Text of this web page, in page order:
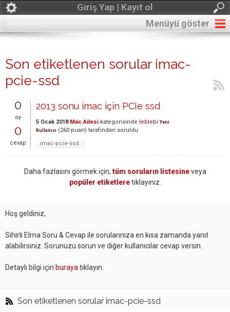
Giriş Yap | Kayıt ol
Menüyü göster
Son etiketlenen sorular imac-
pcie-ssd
0
oy
0
cevap
2013 sonu imac için PCIe ssd
5 Ocak 2018 Mac Ailesi kategorisinde leblebi Yeni
Kullanıcı (260 puan) tarafından soruldu
imac-pcie-ssd
Daha fazlasını görmek için, tüm soruların listesineveya
popüler etiketleretıklayınız.
Hoş geldiniz,
Sihirli Elma Soru & Cevap ile sorularınıza en kısa zamanda yanıt
alabilirsiniz. Sorunuzu sorun ve diğer kullanıcılar cevap versin.
Detaylı bilgi için buraya tıklayın.
Son etiketlenen sorular imac-pcie-ssd